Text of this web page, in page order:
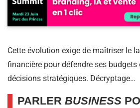
Cette évolution exige de maîtriser le
financière pour défendre ses budgets
décisions stratégiques. Décryptage…
PARLER BUSINESS